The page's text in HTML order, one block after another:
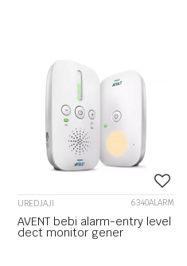
UREDJAJI 6340ALARM
AVENT bebi alarm-entry level
dect monitor gener